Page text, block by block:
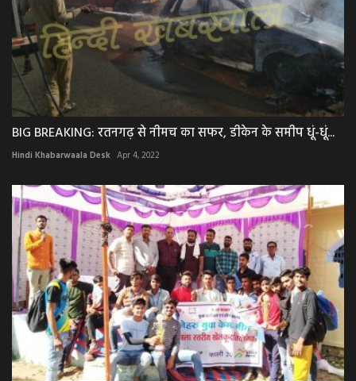
BIG BREAKING: रतनगढ़ से नीमच का सफर, डीकेन के समीप धूं-धूं...
Hindi Khabarwaala Desk Apr 4, 2022